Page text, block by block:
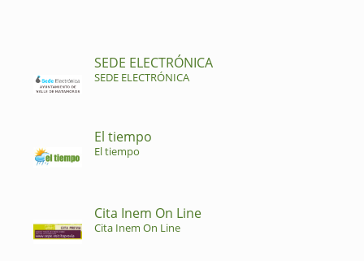
SEDE ELECTRÓNICA
SEDE ELECTRÓNICA
El tiempo
El tiempo
Cita Inem On Line
Cita Inem On Line